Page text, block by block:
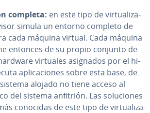
n completa: en este tipo de vi­r­tua­li­za­
simula un entorno completo de
cada máquina virtual. Cada máquina
entonces de su propio conjunto de
virtuales asignados por el hi­
apli­ca­cio­nes sobre esta base, de
alojado no tiene acceso al
del sistema anfitrión. Las so­lu­cio­nes
conocidas de este tipo de vi­r­tua­li­za­